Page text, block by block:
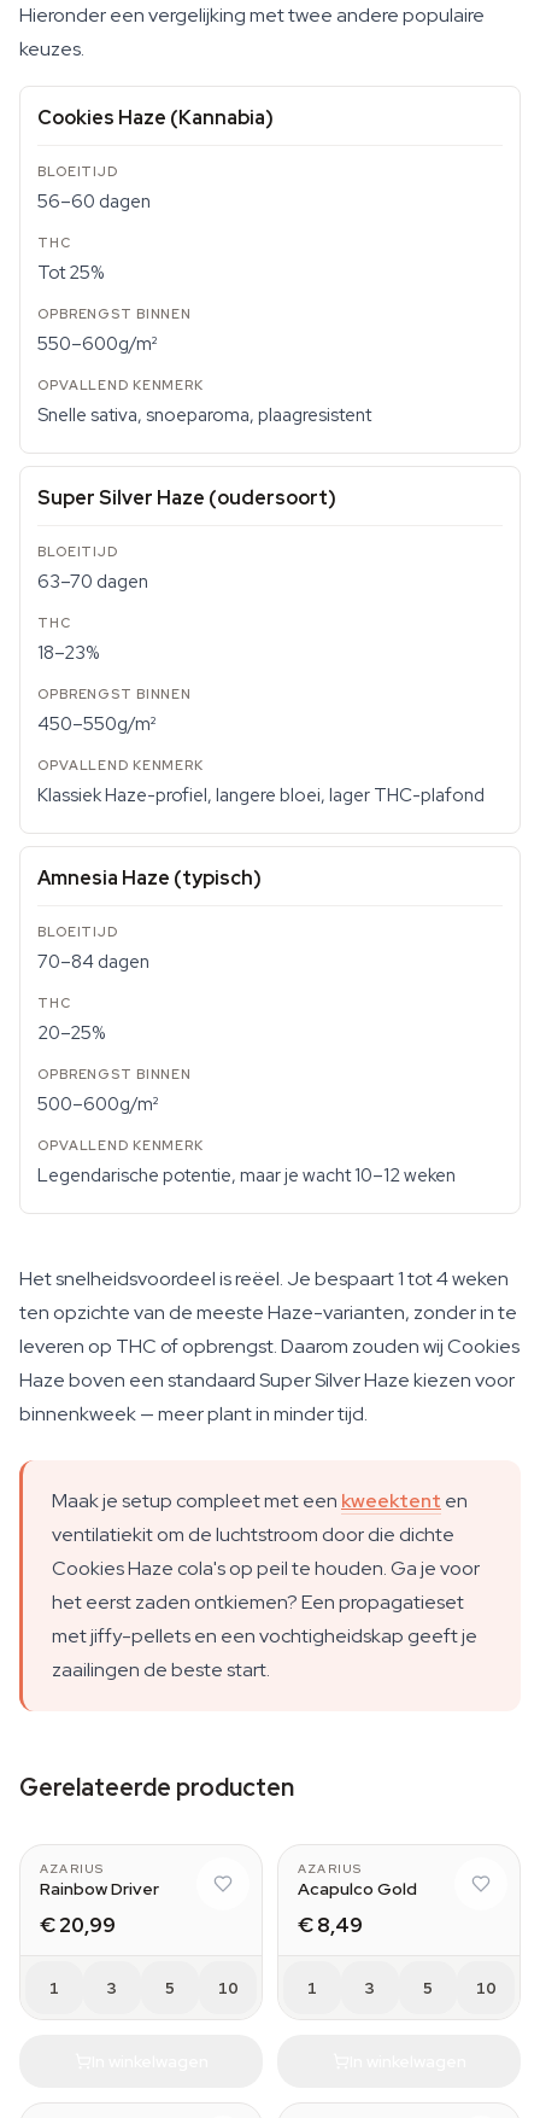
Hieronder een vergelijking met twee andere populaire
keuzes.
Cookies Haze (Kannabia)
56–60 dagen
Tot 25%
550–600g/m²
Snelle sativa, snoeparoma, plaagresistent
Super Silver Haze (oudersoort)
63–70 dagen
18–23%
450–550g/m²
Klassiek Haze-profiel, langere bloei, lager THC-plafond
Amnesia Haze (typisch)
70–84 dagen
20–25%
500–600g/m²
Legendarische potentie, maar je wacht 10–12 weken
Het snelheidsvoordeel is reëel. Je bespaart 1 tot 4 weken
ten opzichte van de meeste Haze-varianten, zonder in te
leveren op THC of opbrengst. Daarom zouden wij Cookies
Haze boven een standaard Super Silver Haze kiezen voor
binnenkweek — meer plant in minder tijd.
Maak je setup compleet met een kweektent en
ventilatiekit om de luchtstroom door die dichte
Cookies Haze cola's op peil te houden. Ga je voor
het eerst zaden ontkiemen? Een propagatieset
met jiffy-pellets en een vochtigheidskap geeft je
zaailingen de beste start.
Gerelateerde producten
AZARIUS
Rainbow Driver
€ 20,99
1 3 5 10
AZARIUS
Acapulco Gold
€ 8,49
1 3 5 10